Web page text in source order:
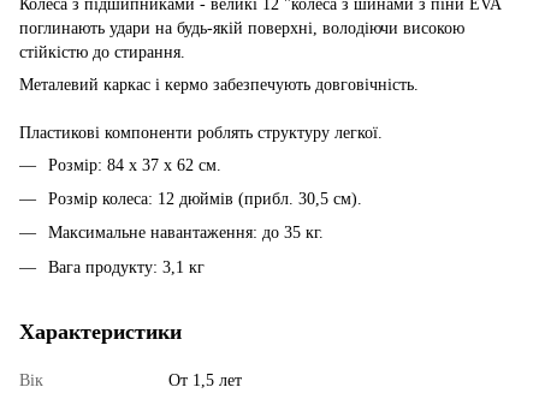
Колеса з підшипниками - великі 12 "колеса з шинами з піни EVA
поглинають удари на будь-якій поверхні, володіючи високою
стійкістю до стирання.
Металевий каркас і кермо забезпечують довговічність.
Пластикові компоненти роблять структуру легкої.
Розмір: 84 х 37 х 62 см.
Розмір колеса: 12 дюймів (прибл. 30,5 см).
Максимальне навантаження: до 35 кг.
Вага продукту: 3,1 кг
Характеристики
Вік
От 1,5 лет